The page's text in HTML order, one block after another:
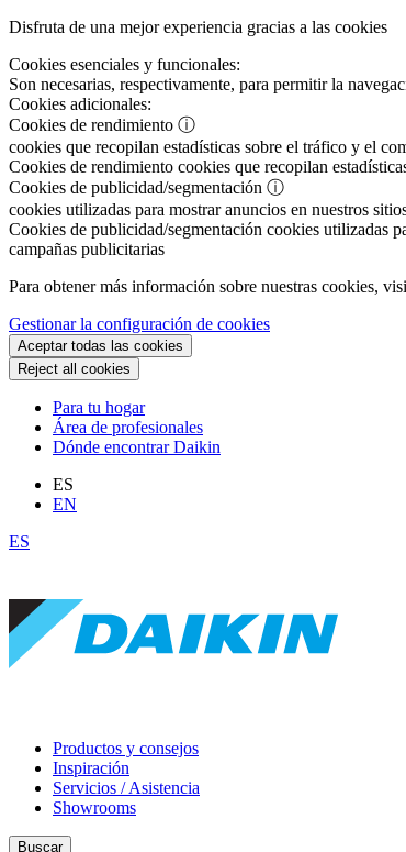
Disfruta de una mejor experiencia gracias a las cookies
Cookies esenciales y funcionales:
Son necesarias, respectivamente, para permitir la
Cookies adicionales:
Cookies de rendimiento ⓘ
cookies que recopilan estadísticas sobre el tráfico y el
Cookies de rendimiento cookies que recopilan
Cookies de publicidad/segmentación ⓘ
cookies utilizadas para mostrar anuncios en nuestros
Cookies de publicidad/segmentación cookies utilizadas
campañas publicitarias
Para obtener más información sobre nuestras cookies,
Gestionar la configuración de cookies
Aceptar todas las cookies
Reject all cookies
Para tu hogar
Área de profesionales
Dónde encontrar Daikin
ES
EN
ES
Productos y consejos
Inspiración
Servicios / Asistencia
Showrooms
Buscar